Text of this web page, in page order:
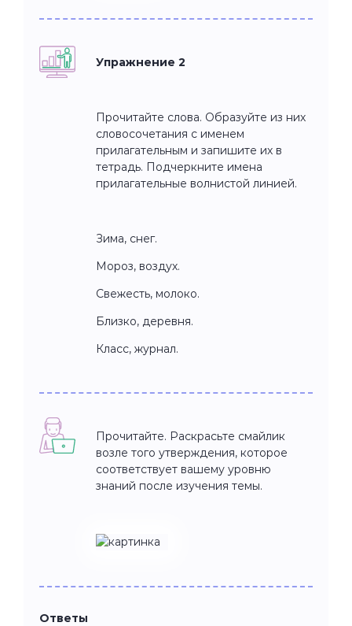
Упражнение 2
Прочитайте слова. Образуйте из них
словосочетания с именем
прилагательным и запишите их в
тетрадь. Подчеркните имена
прилагательные волнистой линией.
Зима, снег.
Мороз, воздух.
Свежесть, молоко.
Близко, деревня.
Класс, журнал.
Прочитайте. Раскрасьте смайлик
возле того утверждения, которое
соответствует вашему уровню
знаний после изучения темы.
Ответы